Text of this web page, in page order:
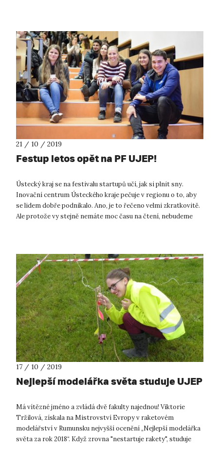
21 / 10 / 2019
Festup letos opět na PF UJEP!
Ústecký kraj se na festivalu startupů učí, jak si plnit sny.
Inovační centrum Ústeckého kraje pečuje v regionu o to, aby
se lidem dobře podnikalo. Ano, je to řečeno velmi zkratkovitě.
Ale protože vy stejně nemáte moc času na čtení, nebudeme
17 / 10 / 2019
Nejlepší modelářka světa studuje UJEP
Má vítězné jméno a zvládá dvě fakulty najednou! Viktorie
Tržilová, získala na Mistrovství Evropy v raketovém
modelářství v Rumunsku nejvyšší ocenění „Nejlepší modelářka
světa za rok 2018“. Když zrovna "nestartuje rakety", studuje